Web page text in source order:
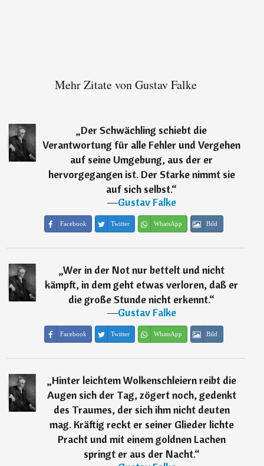
Mehr Zitate von Gustav Falke
„Der Schwächling schiebt die
Verantwortung für alle Fehler und Vergehen
auf seine Umgebung, aus der er
hervorgegangen ist. Der Starke nimmt sie
auf sich selbst.“
―Gustav Falke
Facebook Twitter WhatsApp Bild
„Wer in der Not nur bettelt und nicht
kämpft, in dem geht etwas verloren, daß er
die große Stunde nicht erkennt.“
―Gustav Falke
Facebook Twitter WhatsApp Bild
„Hinter leichtem Wolkenschleiern reibt die
Augen sich der Tag, zögert noch, gedenkt
des Traumes, der sich ihm nicht deuten
mag. Kräftig reckt er seiner Glieder lichte
Pracht und mit einem goldnen Lachen
springt er aus der Nacht.“